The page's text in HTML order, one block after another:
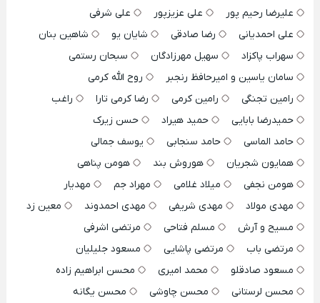
علیرضا رحیم پور
علی عزیزپور
علی شرفی
علی احمدیانی
رضا صادقی شایان یو
شاهین بنان
سهراب پاکزاد
سهیل مهرزادگان
سبحان رستمی
سامان یاسین و امیرحافظ رنجبر
روح الله کرمی
رامین تجنگی
رامین کرمی رضا کرمی تارا
راغب
حمیدرضا بابایی
حمید هیراد
حسن زیرک
حامد الماسی
حامد سنجابی
یوسف جمالی
همایون شجریان
هوروش بند
هومن پناهی
هومن نجفی
میلاد غلامی مهراد جم
مهدیار
مهدی مولاد
مهدی شریفی مهدی احمدوند
معین زد
مسیح و آرش
مسلم فتاحی
مرتضی اشرفی
مرتضی باب
مرتضی پاشایی
مسعود جلیلیان
مسعود صادقلو
محمد امیری
محسن ابراهیم زاده
محسن لرستانی
محسن چاوشی
محسن یگانه